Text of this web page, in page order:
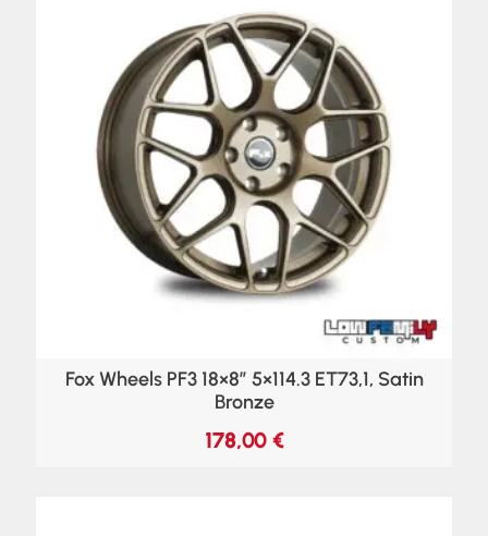
Fox Wheels PF3 18×8″ 5×114.3 ET73,1, Satin
Bronze
178,00 €